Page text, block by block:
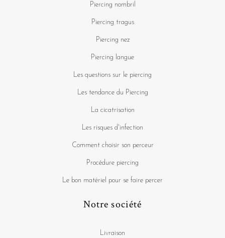
Piercing nombril
Piercing tragus
Piercing nez
Piercing langue
Les questions sur le piercing
Les tendance du Piercing
La cicatrisation
Les risques d'infection
Comment choisir son perceur
Procédure piercing
Le bon matériel pour se faire percer
Notre société
Livraison